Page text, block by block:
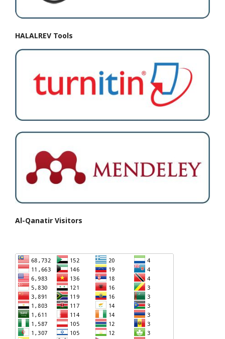
HALALREV Tools
Al-Qanatir Visitors